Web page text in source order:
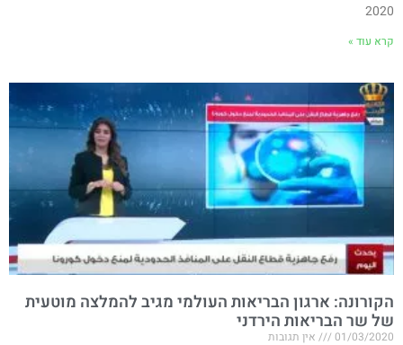
2020
קרא עוד »
הקורונה: ארגון הבריאות העולמי מגיב להמלצה מוטעית
של שר הבריאות הירדני
01/03/2020 אין תגובות